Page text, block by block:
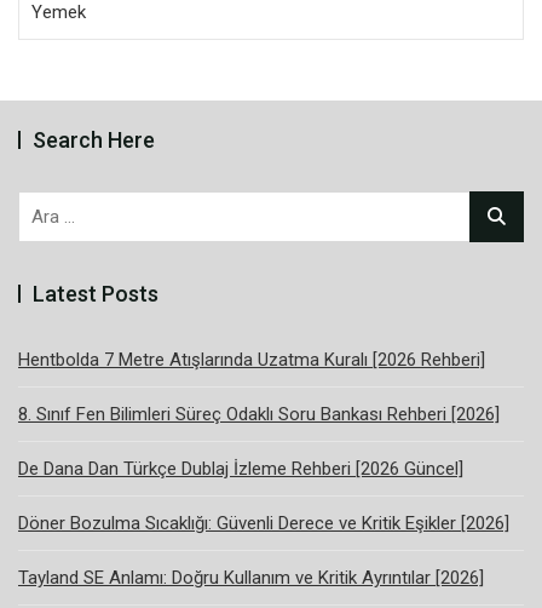
Yemek
Search Here
Arama:
Latest Posts
Hentbolda 7 Metre Atışlarında Uzatma Kuralı [2026 Rehberi]
8. Sınıf Fen Bilimleri Süreç Odaklı Soru Bankası Rehberi [2026]
De Dana Dan Türkçe Dublaj İzleme Rehberi [2026 Güncel]
Döner Bozulma Sıcaklığı: Güvenli Derece ve Kritik Eşikler [2026]
Tayland SE Anlamı: Doğru Kullanım ve Kritik Ayrıntılar [2026]